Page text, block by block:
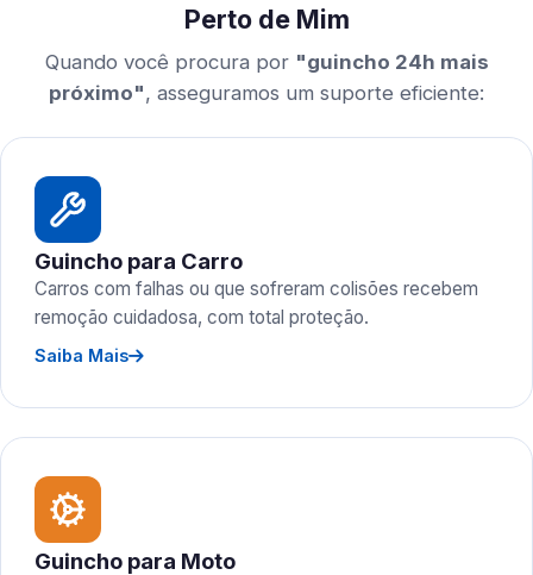
Perto de Mim
Quando você procura por "guincho 24h mais
próximo", asseguramos um suporte eficiente:
Guincho para Carro
Carros com falhas ou que sofreram colisões recebem
remoção cuidadosa, com total proteção.
Saiba Mais
Guincho para Moto